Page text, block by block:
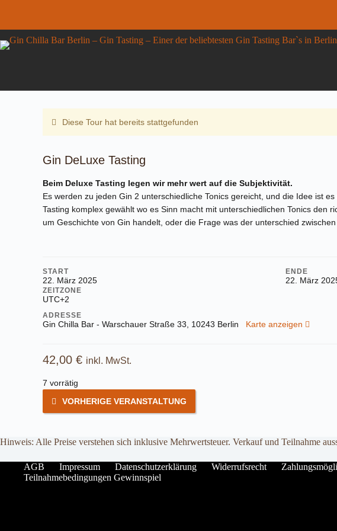
Menge
Diese Tour hat bereits stattgefunden
Gin DeLuxe Tasting
Beim Deluxe Tasting legen wir mehr wert auf die Subjektivität.
Es werden zu jeden Gin 2 unterschiedliche Tonics gereicht, und die Idee ist
Tasting komplex gewählt wo es Sinn macht mit unterschiedlichen Tonics
um Geschichte von Gin handelt, oder die Frage was der unterschied
START
22. März 2025
ENDE
22. März
ZEITZONE
UTC+2
ADRESSE
Gin Chilla Bar - Warschauer Straße 33, 10243 Berlin Karte anzeigen
42,00 € inkl. MwSt.
7 vorrätig
VORHERIGE VERANSTALTUNG
Hinweis: Alle Preise verstehen sich inklusive Mehrwertsteuer. Verkauf und Teilnahme
AGB Impressum Datenschutzerklärung Widerrufsrecht
Teilnahmebedingungen Gewinnspiel